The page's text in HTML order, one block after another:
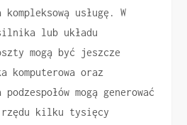
usługę. W
lub układu
mogą być jeszcze
komputerowa oraz
mogą generować
rzędu kilku tysięcy